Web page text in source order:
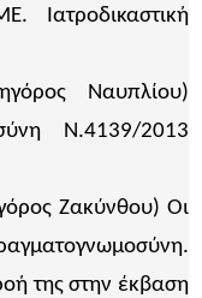
Ιατροδικαστική
Ναυπλίου)
Ν.4139/2013
Ζακύνθου) Οι
της στην έκβαση